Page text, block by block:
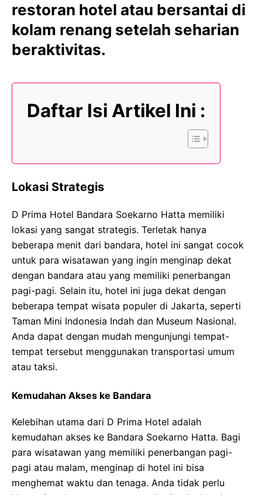
restoran hotel atau bersantai di
kolam renang setelah seharian
beraktivitas.
Daftar Isi Artikel Ini :
Lokasi Strategis
D Prima Hotel Bandara Soekarno Hatta memiliki
lokasi yang sangat strategis. Terletak hanya
beberapa menit dari bandara, hotel ini sangat cocok
untuk para wisatawan yang ingin menginap dekat
dengan bandara atau yang memiliki penerbangan
pagi-pagi. Selain itu, hotel ini juga dekat dengan
beberapa tempat wisata populer di Jakarta, seperti
Taman Mini Indonesia Indah dan Museum Nasional.
Anda dapat dengan mudah mengunjungi tempat-
tempat tersebut menggunakan transportasi umum
atau taksi.
Kemudahan Akses ke Bandara
Kelebihan utama dari D Prima Hotel adalah
kemudahan akses ke Bandara Soekarno Hatta. Bagi
para wisatawan yang memiliki penerbangan pagi-
pagi atau malam, menginap di hotel ini bisa
menghemat waktu dan tenaga. Anda tidak perlu